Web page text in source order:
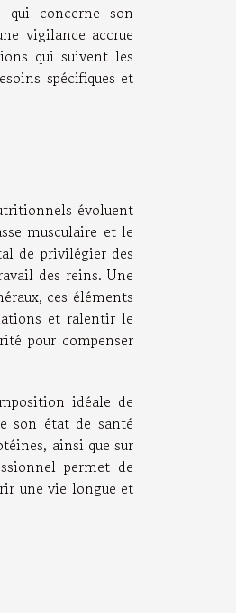
concerne son
vigilance accrue
qui suivent les
spécifiques et
évoluent
musculaire et le
de privilégier des
des reins. Une
ces éléments
et ralentir le
pour compenser
idéale de
son état de santé
ainsi que sur
permet de
une vie longue et